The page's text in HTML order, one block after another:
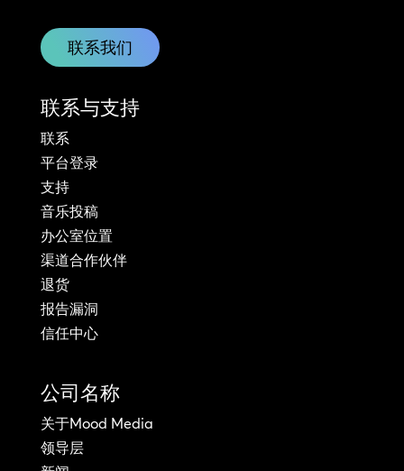
联系我们
联系与支持
联系
平台登录
支持
音乐投稿
办公室位置
渠道合作伙伴
退货
报告漏洞
信任中心
公司名称
关于Mood Media
领导层